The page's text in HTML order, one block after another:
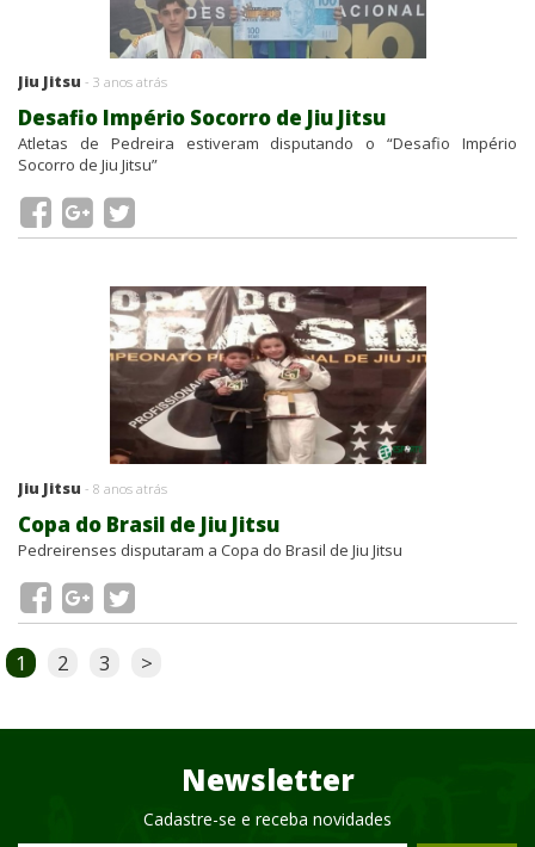
Jiu Jitsu - 3 anos atrás
Desafio Império Socorro de Jiu Jitsu
Atletas de Pedreira estiveram disputando o “Desafio Império
Socorro de Jiu Jitsu”
Jiu Jitsu - 8 anos atrás
Copa do Brasil de Jiu Jitsu
Pedreirenses disputaram a Copa do Brasil de Jiu Jitsu
1 2 3 >
Newsletter
Cadastre-se e receba novidades